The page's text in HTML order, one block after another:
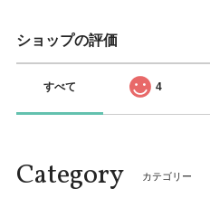
ショップの評価
すべて 4
Category カテゴリー